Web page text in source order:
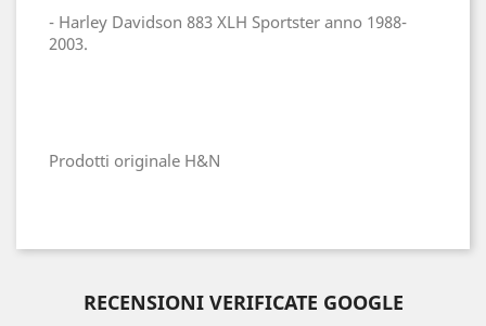
- Harley Davidson 883 XLH Sportster anno 1988-
2003.
Prodotti originale H&N
RECENSIONI VERIFICATE GOOGLE